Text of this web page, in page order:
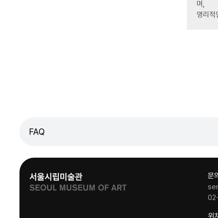
며,
영리적
FAQ
문
위